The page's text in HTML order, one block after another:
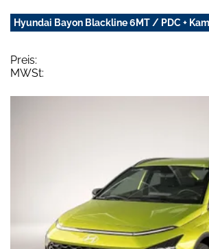
Hyundai Bayon Blackline 6MT / PDC +
Preis:
MWSt: